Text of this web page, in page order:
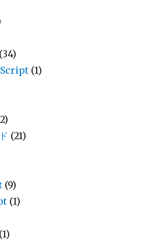
(34)
(1)
(21)
(9)
(1)
(1)